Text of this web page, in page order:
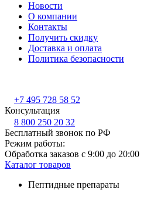
Новости
О компании
Контакты
Получить скидку
Доставка и оплата
Политика безопасности
+7 495 728 58 52
Консультация
8 800 250 20 32
Бесплатный звонок по РФ
Режим работы:
Обработка заказов с 9:00 до 20:00
Каталог товаров
Пептидные препараты